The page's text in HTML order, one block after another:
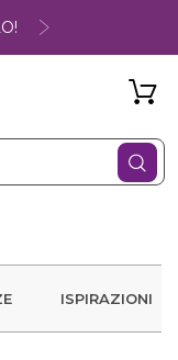
ISPIRAZIONI